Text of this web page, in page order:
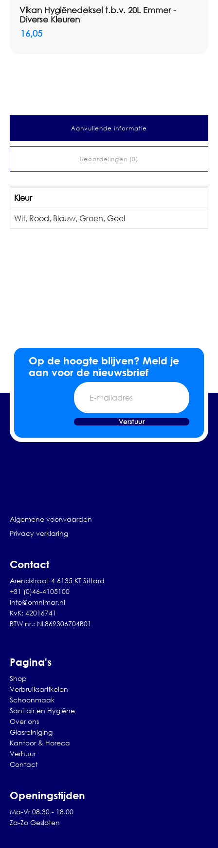
Vikan Hygiënedeksel t.b.v. 20L Emmer -
Diverse Kleuren
16,05
Aanvullende informatie
Beoordelingen (0)
Kleur
Wit, Rood, Blauw, Groen, Geel
Op de hoogte blijven? Meld je
aan voor de nieuwsbrief
E-
mailadres
Verstuur
Algemene voorwaarden
Privacy verklaring
Contact
Arendstraat 4 6135 KT Sittard
+31 (0)46-4105100
info@omnimar.nl
KvK: 42016741
BTW nr.: NL869306704B01
Pagina's
Shop
Verbruiksartikelen
Schoonmaak
Sanitair en Hygiëne
Over ons
Glasreiniging
Kantoor & Horeca
Verhuur
Contact
Openingstijden
Ma-Vr 08.30 - 18.00
Za-Zo Gesloten